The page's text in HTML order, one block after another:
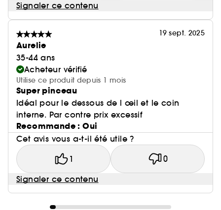
Signaler ce contenu
19 sept. 2025
Aurelie
35-44 ans
Acheteur vérifié
Utilise ce produit depuis 1 mois
Super pinceau
Idéal pour le dessous de l œil et le coin
interne. Par contre prix excessif
Recommande : Oui
Cet avis vous a-t-il été utile ?
1 0
Signaler ce contenu